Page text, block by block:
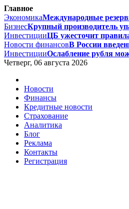
Главное
ЭкономикаМеждународные
БизнесКрупный производитель
ИнвестицииЦБ ужесточит
Новости финансовВ России
ИнвестицииОслабление рубля
Четверг, 06 августа 2026
Новости
Финансы
Кредитные новости
Страхование
Аналитика
Блог
Реклама
Контакты
Регистрация